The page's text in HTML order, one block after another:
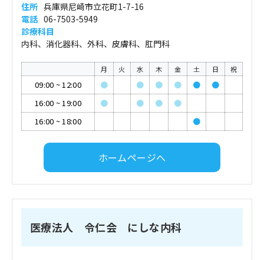
住所 兵庫県尼崎市立花町1-7-16
電話 06-7503-5949
診療科目
内科、消化器科、外科、皮膚科、肛門科
月 火 水 木 金 土 日 祝
09:00 ~12:00 ● ● ● ● ●
●
16:00 ~19:00 ● ● ●
●
16:00 ~18:00 ●
ホームページへ
医療法人 令仁会 にしな内科